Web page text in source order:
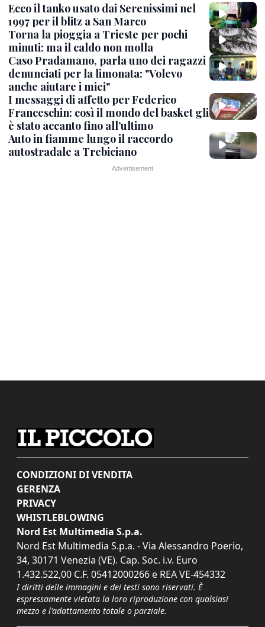
Ecco il tanko usato dai Serenissimi nel
1997 per il blitz a San Marco
Torna la pioggia a Trieste per pochi
minuti: ma il caldo non molla
Caso Pradamano, parla uno dei ragazzi
denunciati per la limonata: "Volevo
anche aiutare i miei"
I messaggi di affetto per Federico
Franceschin: così il mondo del basket gli
è stato accanto fino all’ultimo
Auto in fiamme lungo il raccordo
autostradale a Trebiciano
CONDIZIONI DI VENDITA
GERENZA
PRIVACY
WHISTLEBLOWING
Nord Est Multimedia S.p.a.
Nord Est Multimedia S.p.a. - Via Alessandro Poerio,
34, 30171 Venezia (VE). Cap. Soc. i.v. Euro
1.432.522,00 C.F. 05412000266 e REA VE-454332
I diritti delle immagini e dei testi sono riservati. È
espressamente vietata la loro riproduzione con qualsiasi
mezzo e l'adattamento totale o parziale.